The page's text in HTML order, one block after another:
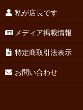
私が店長です
メディア掲載情報
特定商取引法表示
お問い合わせ